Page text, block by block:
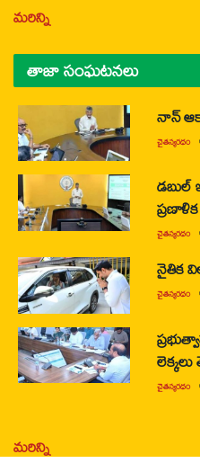
మరిన్ని
తాజా సంఘటనలు
నాన్
చైతన్యరధం
డబుల్
ప్రణాళిక
చైతన్యరధం
నైతిక
చైతన్యరధం
చైతన్యరధం
మరిన్ని